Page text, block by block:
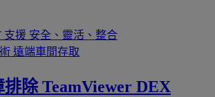
支援 安全、靈活、整合
遠端車間存取
排除 TeamViewer DEX